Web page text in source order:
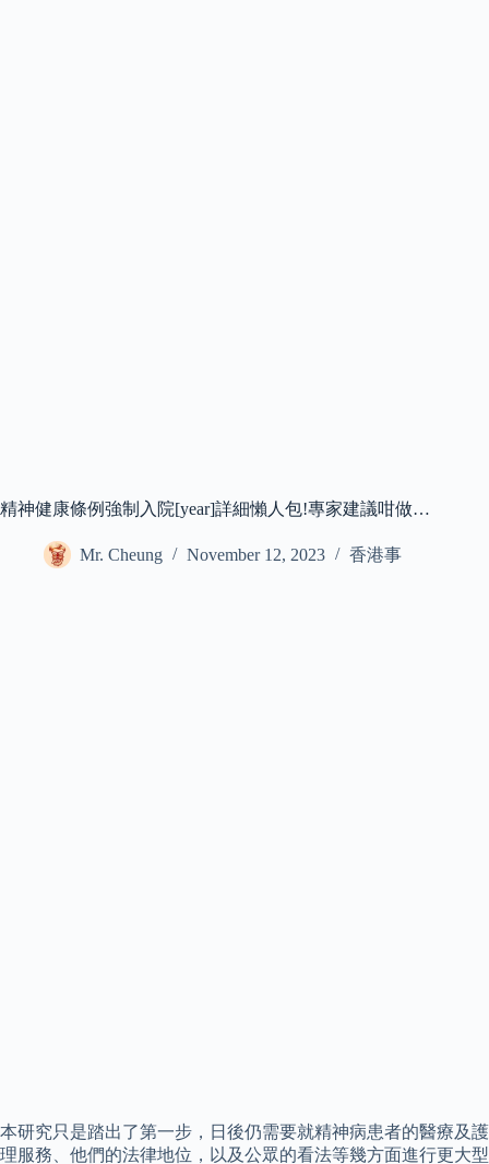
精神健康條例強制入院[year]詳細懶人包!專家建議咁做…
Mr. Cheung November 12, 2023 香港事
本研究只是踏出了第一步，日後仍需要就精神病患者的醫療及護
理服務、他們的法律地位，以及公眾的看法等幾方面進行更大型